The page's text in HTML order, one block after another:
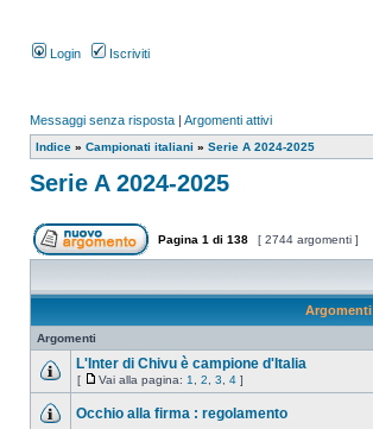
Login Iscriviti
Messaggi senza risposta | Argomenti attivi
Indice » Campionati italiani » Serie A 2024-2025
Serie A 2024-2025
Pagina 1 di 138 [ 2744 argomenti ]
Argomenti
Argomenti
L'Inter di Chivu è campione d'Italia
[ Vai alla pagina: 1 2 3 4 ]
Occhio alla firma : regolamento